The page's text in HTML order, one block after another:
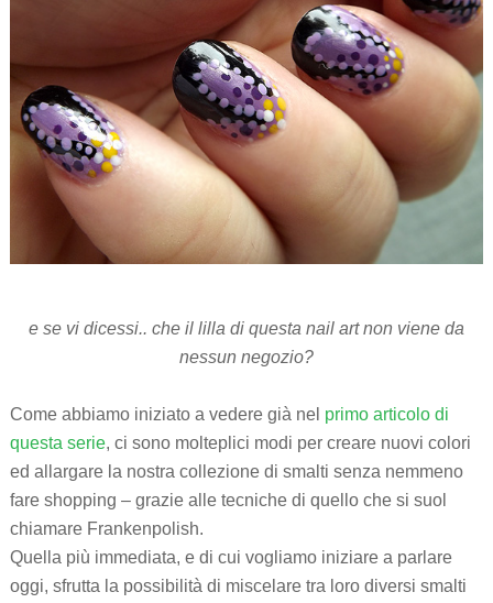
e se vi dicessi.. che il lilla di questa nail art non viene da
nessun negozio?
Come abbiamo iniziato a vedere già nel primo articolo di
questa serie, ci sono molteplici modi per creare nuovi colori
ed allargare la nostra collezione di smalti senza nemmeno
fare shopping – grazie alle tecniche di quello che si suol
chiamare Frankenpolish.
Quella più immediata, e di cui vogliamo iniziare a parlare
oggi, sfrutta la possibilità di miscelare tra loro diversi smalti